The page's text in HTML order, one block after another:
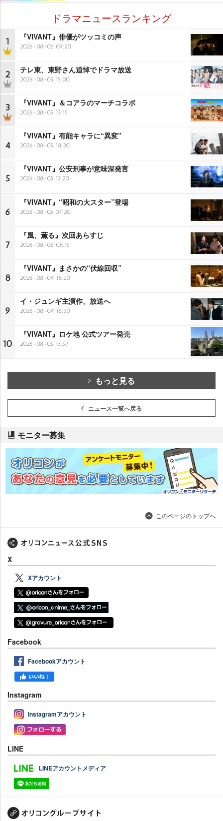
ドラマニュースランキング
1 『VIVANT』俳優がツッコミの声
2026-08-06 09:20
2 テレ東、東野さん追悼でドラマ放送
2026-08-05 15:00
3 『VIVANT』＆コアラのマーチコラボ
2026-08-05 13:15
4
『VIVANT』有能キャラに“異変”
2026-08-05 18:20
5
『VIVANT』公安刑事が意味深発言
2026-08-05 13:20
6
『VIVANT』“昭和の大スター”登場
2026-08-05 07:20
7
『風、薫る』次回あらすじ
2026-08-06 08:15
8
『VIVANT』まさかの“伏線回収”
2026-08-04 18:20
9
イ・ジュンギ主演作、放送へ
2026-08-04 16:30
10
『VIVANT』ロケ地 公式ツアー発売
2026-08-05 13:57
もっと見る
ニュース一覧へ戻る
モニター募集
このページのトップへ
X
Xアカウント
Facebook
Facebookアカウント
Instagram
Instagramアカウント
LINE
LINEアカウントメディア